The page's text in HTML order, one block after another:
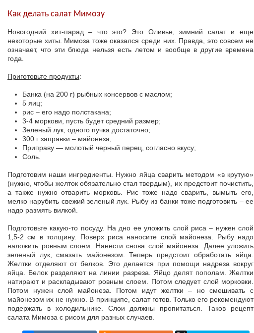
Как делать салат Мимозу
Новогодний хит-парад – что это? Это Оливье, зимний салат и еще
некоторые хиты. Мимоза тоже оказался среди них. Правда, это совсем не
означает, что эти блюда нельзя есть летом и вообще в другие времена
года.
Приготовьте продукты:
Банка (на 200 г) рыбных консервов с маслом;
5 яиц;
рис – его надо полстакана;
3-4 моркови, пусть будет средний размер;
Зеленый лук, одного пучка достаточно;
300 г заправки – майонеза;
Приправу — молотый черный перец, согласно вкусу;
Соль.
Подготовим наши ингредиенты. Нужно яйца сварить методом «в крутую»
(нужно, чтобы желток обязательно стал твердым), их предстоит почистить,
а также нужно отварить морковь. Рис тоже надо сварить, вымыть его,
мелко нарубить свежий зеленый лук. Рыбу из банки тоже подготовить – ее
надо размять вилкой.
Подготовьте какую-то посуду. На дно ее уложить слой риса – нужен слой
1,5-2 см в толщину. Поверх риса наносите слой майонеза. Рыбу надо
наложить ровным слоем. Нанести снова слой майонеза. Далее уложить
зеленый лук, смазать майонезом. Теперь предстоит обработать яйца.
Желтки отделяют от белков. Это делается при помощи надреза вокруг
яйца. Белок разделяют на линии разреза. Яйцо делят пополам. Желтки
натирают и раскладывают ровным слоем. Потом следует слой морковки.
Потом нужен слой майонеза. Потом идут желтки – но смешивать с
майонезом их не нужно. В принципе, салат готов. Только его рекомендуют
подержать в холодильнике. Слои должны пропитаться. Таков рецепт
салата Мимоза с рисом для разных случаев.